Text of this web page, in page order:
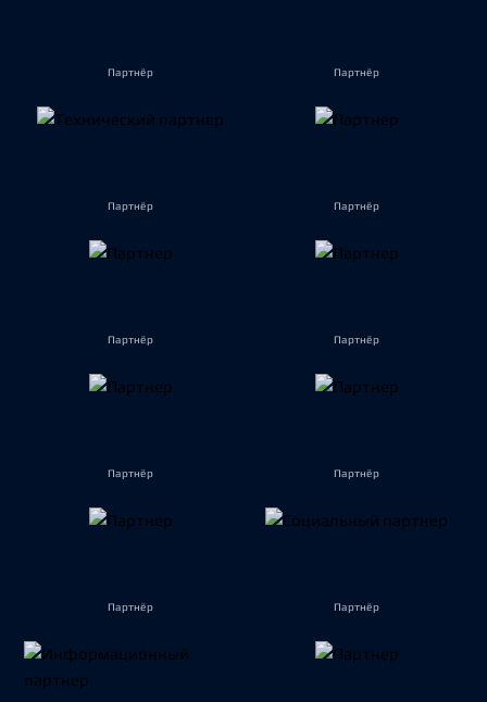
Партнёр Партнёр
Партнёр Партнёр
Партнёр Партнёр
Партнёр Партнёр
Партнёр Партнёр